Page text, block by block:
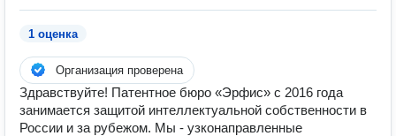
1 оценка
Организация проверена
Здравствуйте! Патентное бюро «Эрфис» с 2016 года
занимается защитой интеллектуальной собственности в
России и за рубежом. Мы - узконаправленные